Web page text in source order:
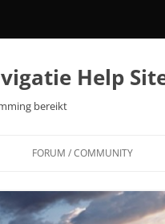
Help
bereikt
FORUM / COMMUNITY